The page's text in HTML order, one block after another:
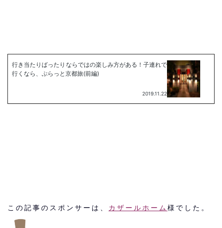
この記事のスポンサーは、 カザールホーム 様でした。